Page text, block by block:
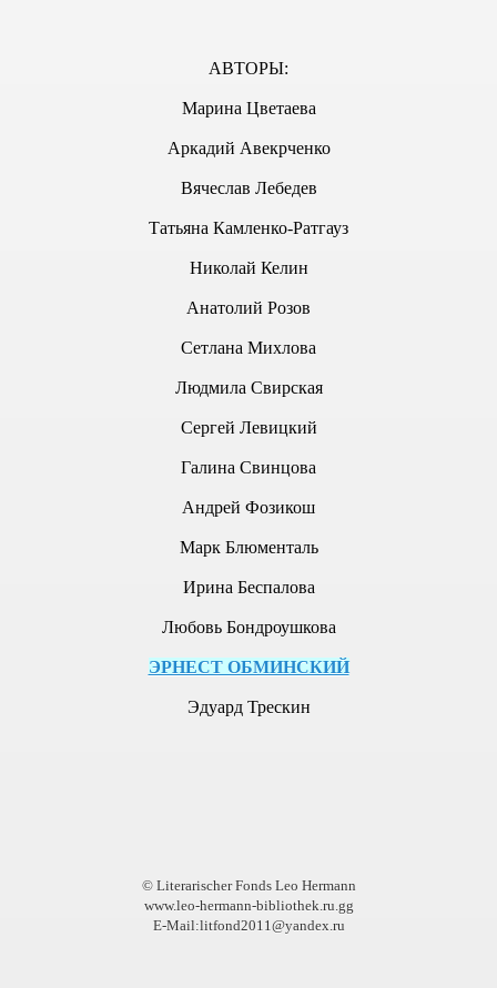
АВТОРЫ:
Марина Цветаева
Аркадий Авекрченко
Вячеслав Лебедев
Татьяна Камленко-Ратгауз
Николай Келин
Анатолий Розов
Сетлана Михлова
Людмила Свирская
Сергей Левицкий
Галина Свинцова
Андрей Фозикош
Марк Блюменталь
Ирина Беспалова
Любовь Бондроушкова
ЭРНЕСТ ОБМИНСКИЙ
Эдуард Трескин
© Literarischer Fonds Leo Hermann
www.leo-hermann-bibliothek.ru.gg
E-Mail:litfond2011@yandex.ru
№ 3, 2011г.